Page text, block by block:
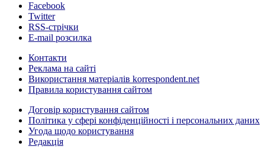
Facebook
Twitter
RSS-стрічки
E-mail розсилка
Контакти
Реклама на сайті
Використання матеріалів korrespondent.net
Правила користування сайтом
Договір користування сайтом
Політика у сфері конфіденційності і персональних даних
Угода щодо користування
Редакція